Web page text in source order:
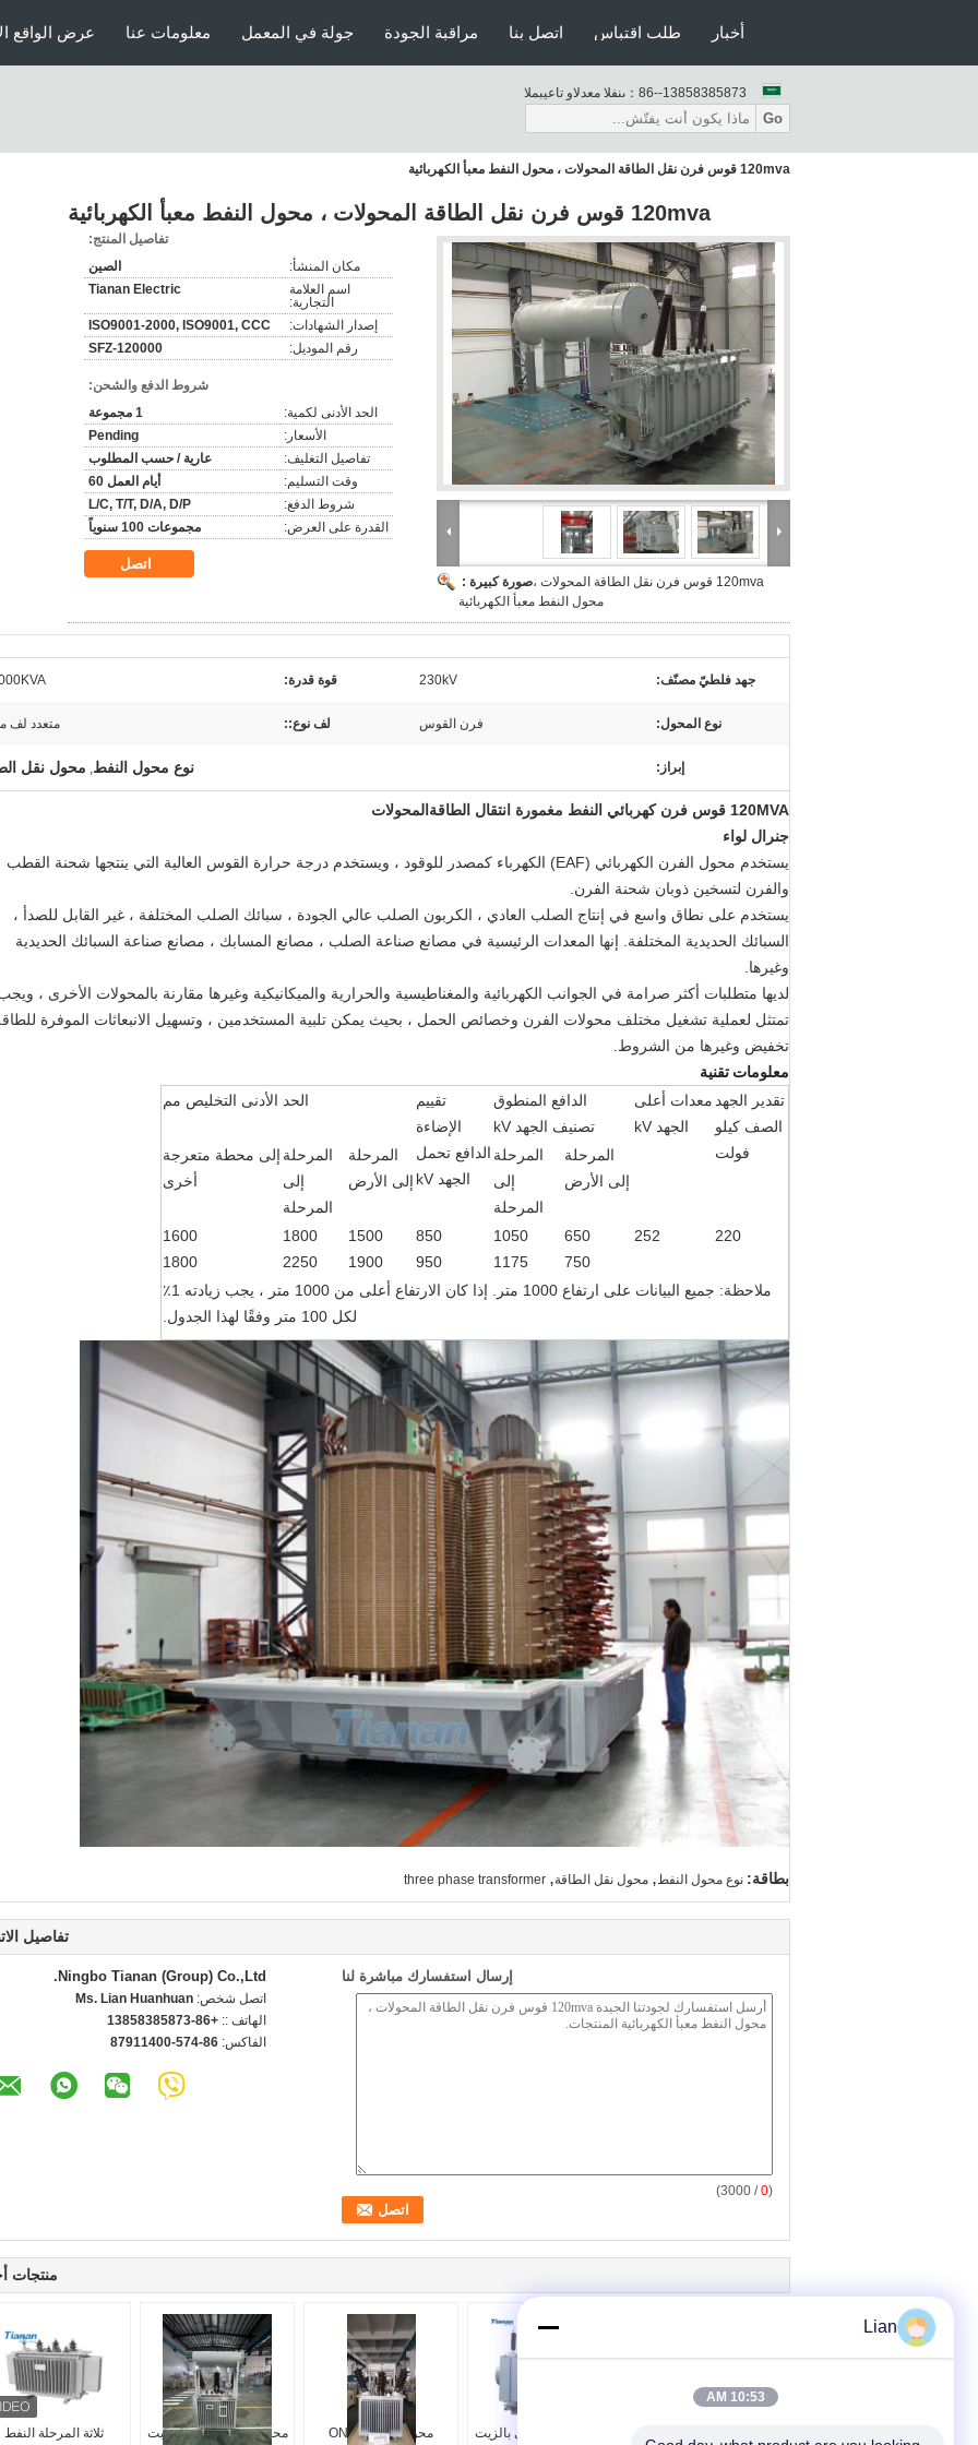
عرض الواقع معلومات عنا جولة في المعمل مراقبة الجودة اتصل بنا طلب اقتباس أخبار
المبيعات والدعم الفنى： 86--13858385873
Go
120mva قوس فرن نقل الطاقة المحولات ، محول النفط معبأ الكهربائية
120mva قوس فرن نقل الطاقة المحولات ، محول النفط معبأ الكهربائية
صورة كبيرة :120mva قوس فرن نقل الطاقة المحولات ،
محول النفط معبأ الكهربائية
تفاصيل المنتج:
مكان المنشأ:
الصين
اسم العلامة
التجارية:
Tianan Electric
إصدار الشهادات:
ISO9001-2000, ISO9001, CCC
رقم الموديل:
SFZ-120000
شروط الدفع والشحن:
الحد الأدنى لكمية:
1 مجموعة
الأسعار:
Pending
تفاصيل التغليف:
عارية / حسب المطلوب
وقت التسليم:
أيام العمل 60
شروط الدفع:
L/C, T/T, D/A, D/P
القدرة على العرض:
مجموعات 100 سنوياً
اتصل
جهد فلطيّ مصنّف: 230kV قوة قدرة:
نوع المحول: فرن القوس لف نوع:: متعدد لف
إبراز: نوع محول النفط, محول نقل
120MVA قوس فرن كهربائي النفط مغمورة انتقال الطاقةالمحولات
جنرال لواء
يستخدم محول الفرن الكهربائي (EAF)
الكهرباء كمصدر للوقود ، ويستخدم درجة حرارة القوس العالية التي ينتجها شحنة القطب
والفرن لتسخين ذوبان شحنة الفرن.
يستخدم على نطاق واسع في إنتاج الصلب العادي ، الكربون الصلب عالي الجودة ، سبائك الصلب المختلفة ، غير القابل للصدأ ،
السبائك الحديدية المختلفة.
إنها المعدات الرئيسية في مصانع صناعة الصلب ، مصانع المسابك ، مصانع صناعة السبائك الحديدية
وغيرها.
لديها متطلبات أكثر صرامة في الجوانب الكهربائية والمغناطيسية والحرارية والميكانيكية وغيرها مقارنة بالمحولات الأخرى ،
تمتثل لعملية تشغيل مختلف محولات الفرن وخصائص الحمل ، بحيث يمكن تلبية المستخدمين ، وتسهيل الانبعاثات الموفرة
تخفيض وغيرها من الشروط.
معلومات تقنية
تقدير الجهد
الصف كيلو
فولت
معدات أعلى
الجهد kV
الدافع المنطوق
تصنيف الجهد kV
تقييم
الإضاءة
الدافع تحمل
الجهد kV
الحد الأدنى التخليص مم
المرحلة
إلى الأرض
المرحلة
إلى
المرحلة
المرحلة
إلى الأرض
المرحلة
إلى
المرحلة
إلى محطة متعرجة
أخرى
220
252
650
750
1050
1175
850
950
1500
1900
1800
2250
1600
1800
ملاحظة: جميع البيانات على ارتفاع 1000 متر.
إذا كان الارتفاع أعلى من 1000 متر ، يجب زيادته 1٪
لكل 100 متر وفقًا لهذا الجدول.
بطاقة: نوع محول النفط , محول نقل الطاقة,
three phase transformer
تفاصيل
Ningbo Tianan (Group) Co.,Ltd.
اتصل شخص: Ms. Lian Huanhuan
الهاتف :: +86-13858385873
الفاكس: 86-574-87911400
إرسال استفسارك مباشرة لنا
(
0
/ 3000)
منتجات
ثلاثة المرحلة النفط
محول طاقة مغطى بالزيت
محول طاقة ONAN
محول طاقة مغطى بالزيت
Lian
10:53 AM